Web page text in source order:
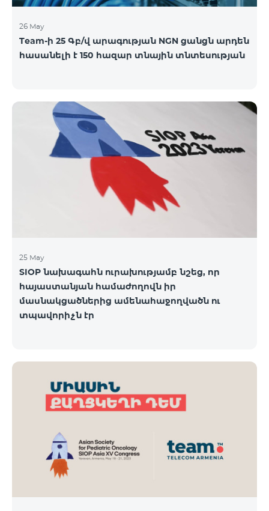
26 May
Team-ի 25 Գբ/վ արագության NGN ցանցն արդեն
հասանելի է 150 հազար տնային տնտեսության
25 May
SIOP նախագահն ուրախությամբ նշեց, որ
հայաստանյան համաժողովն իր
մասնակցածներից ամենահաջողվածն ու
տպավորիչն էր